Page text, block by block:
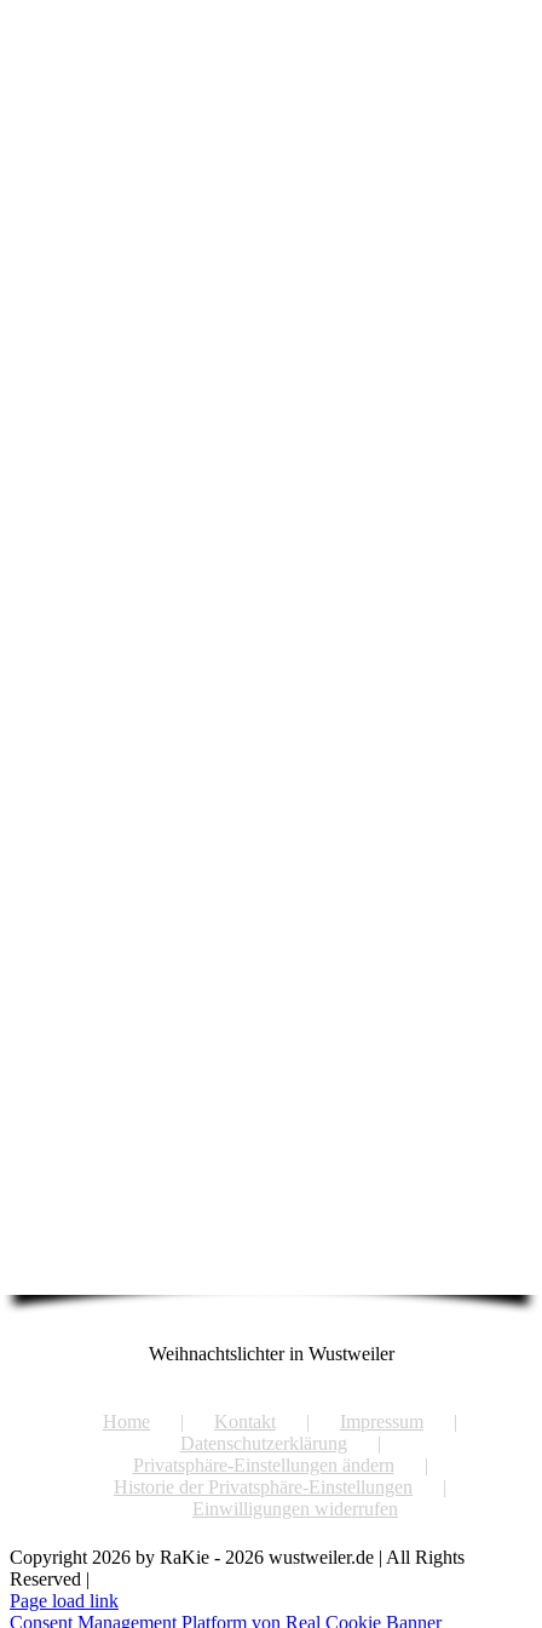
Weihnachtslichter in Wustweiler
Home Kontakt
Impressum
Datenschutzerklärung
Privatsphäre-Einstellungen ändern
Historie der Privatsphäre-Einstellungen
Einwilligungen widerrufen
Copyright 2026 by RaKie - 2026 wustweiler.de | All Rights
Reserved |
Page load link
Consent Management Platform von Real Cookie Banner